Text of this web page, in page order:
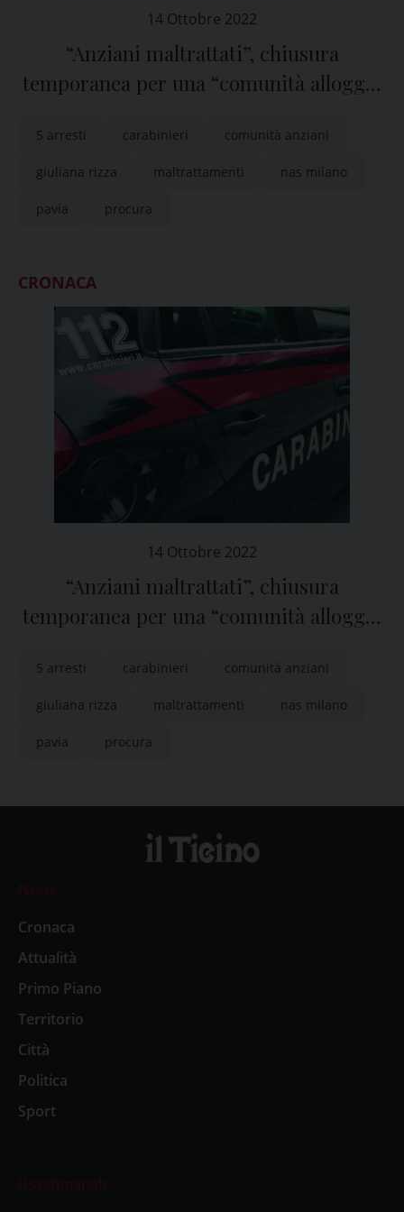
14 Ottobre 2022
“Anziani maltrattati”, chiusura
temporanea per una “comunità alloggio
5 arresti carabinieri comunità anziani
giuliana rizza maltrattamenti nas milano
pavia procura
CRONACA
14 Ottobre 2022
“Anziani maltrattati”, chiusura
temporanea per una “comunità alloggio
5 arresti carabinieri comunità anziani
giuliana rizza maltrattamenti nas milano
pavia procura
News
Cronaca
Attualità
Primo Piano
Territorio
Città
Politica
Sport
Il settimanale